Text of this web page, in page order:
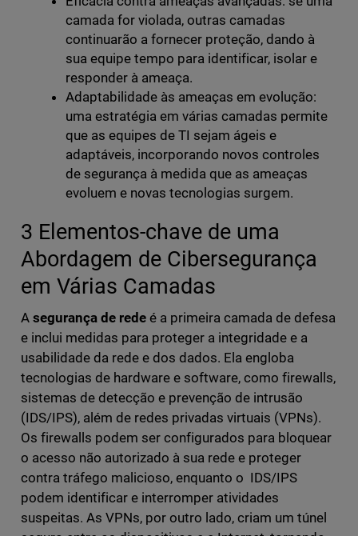
camada for violada, outras camadas
continuarão a fornecer proteção, dando à
sua equipe tempo para identificar, isolar e
responder à ameaça.
Adaptabilidade às ameaças em evolução:
uma estratégia em várias camadas permite
que as equipes de TI sejam ágeis e
adaptáveis, incorporando novos controles
de segurança à medida que as ameaças
evoluem e novas tecnologias surgem.
3 Elementos-chave de uma
Abordagem de Cibersegurança
em Várias Camadas
A segurança de redeé a primeira camada de defesa
e inclui medidas para proteger a integridade e a
usabilidade da rede e dos dados. Ela engloba
tecnologias de hardware e software, como firewalls,
sistemas de detecção e prevenção de intrusão
(IDS/IPS), além de redes privadas virtuais (VPNs).
Os firewalls podem ser configurados para bloquear
o acesso não autorizado à sua rede e proteger
contra tráfego malicioso, enquanto o IDS/IPS
podem identificar e interromper atividades
suspeitas. As VPNs, por outro lado, criam um túnel